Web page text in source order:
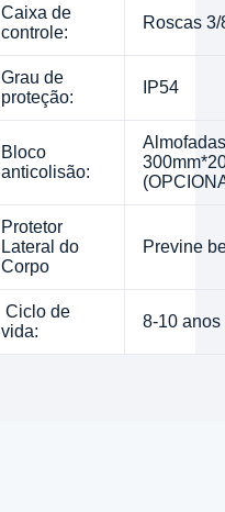
Caixa de
controle:
Roscas 3/
Grau de
proteção:
IP54
Bloco
anticolisão:
Protetor
Lateral do
Corpo
Previne
Ciclo de
vida:
8-10 anos